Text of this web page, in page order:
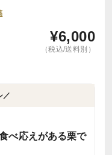
¥6,000
（税込/送料別）
／
べ応えがある栗で